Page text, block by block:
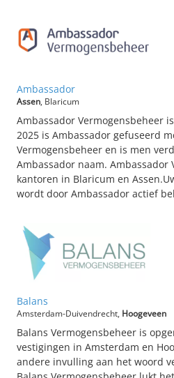
Ambassador
Assen, Blaricum
Ambassador Vermogensbeheer
2025 is Ambassador gefuseerd
Vermogensbeheer en is men
Ambassador naam. Ambassador
kantoren in Blaricum en
wordt door Ambassador actief
Balans
Amsterdam-Duivendrecht, Hoogeveen
Balans Vermogensbeheer is
vestigingen in Amsterdam en
andere invulling aan het woord